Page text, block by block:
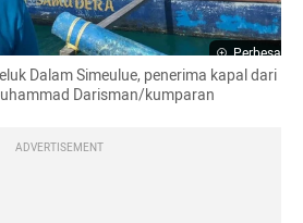
Perbesar
Dalam Simeulue, penerima kapal dari
Darisman/kumparan
ADVERTISEMENT